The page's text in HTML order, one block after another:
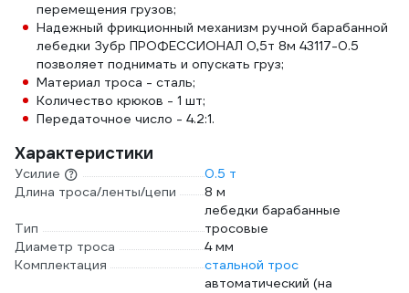
перемещения грузов;
Надежный фрикционный механизм ручной барабанной
лебедки Зубр ПРОФЕССИОНАЛ 0,5т 8м 43117-0.5
позволяет поднимать и опускать груз;
Материал троса - сталь;
Количество крюков - 1 шт;
Передаточное число - 4.2:1.
Характеристики
Усилие
0.5 т
Длина троса/ленты/цепи
8 м
Тип
лебедки барабанные
тросовые
Диаметр троса
4 мм
Комплектация
стальной трос
автоматический (на